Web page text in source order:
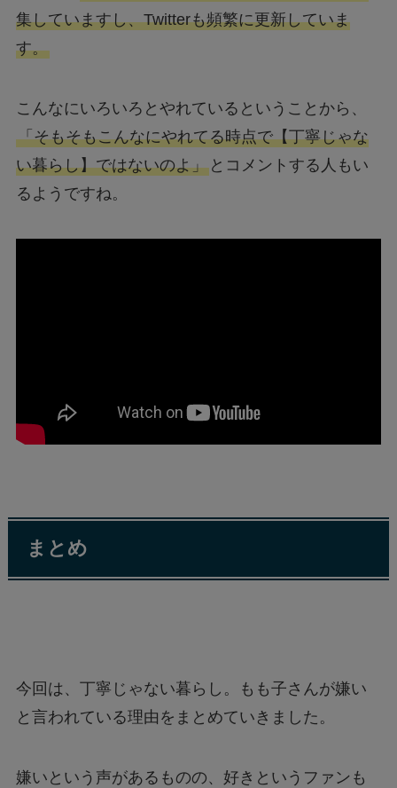
集していますし、Twitterも頻繁に更新していま
す。
こんなにいろいろとやれているということから、
「そもそもこんなにやれてる時点で【丁寧じゃな
い暮らし】ではないのよ」とコメントする人もい
るようですね。
まとめ
今回は、丁寧じゃない暮らし。もも子さんが嫌い
と言われている理由をまとめていきました。
嫌いという声があるものの、好きというファンも